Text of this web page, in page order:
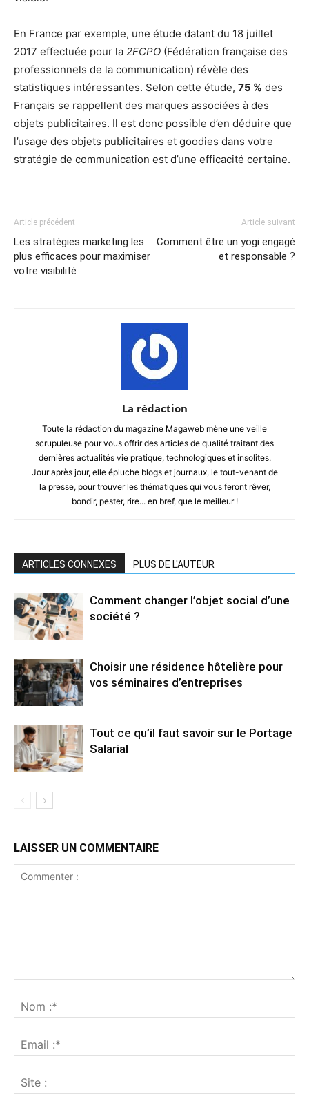
En France par exemple, une étude datant du 18 juillet
2017 effectuée pour la 2FCPO (Fédération française des
professionnels de la communication) révèle des
statistiques intéressantes. Selon cette étude, 75 % des
Français se rappellent des marques associées à des
objets publicitaires. Il est donc possible d’en déduire que
l’usage des objets publicitaires et goodies dans votre
stratégie de communication est d’une efficacité certaine.
Article précédent
Les stratégies marketing les
plus efficaces pour maximiser
votre visibilité
Article suivant
Comment être un yogi engagé
et responsable ?
La rédaction
Toute la rédaction du magazine Magaweb mène une veille
scrupuleuse pour vous offrir des articles de qualité traitant des
dernières actualités vie pratique, technologiques et insolites.
Jour après jour, elle épluche blogs et journaux, le tout-venant de
la presse, pour trouver les thématiques qui vous feront rêver,
bondir, pester, rire... en bref, que le meilleur !
ARTICLES CONNEXES PLUS DE L'AUTEUR
Comment changer l’objet social d’une
société ?
Choisir une résidence hôtelière pour
vos séminaires d’entreprises
Tout ce qu’il faut savoir sur le Portage
Salarial
LAISSER UN COMMENTAIRE